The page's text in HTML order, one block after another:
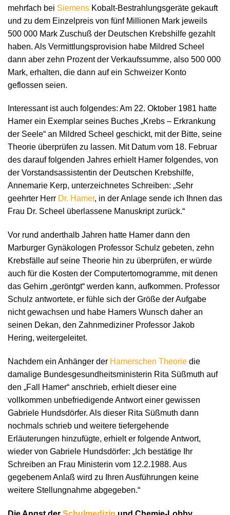
mehrfach bei Siemens Kobalt-Bestrahlungsgeräte gekauft
und zu dem Einzelpreis von fünf Millionen Mark jeweils
500 000 Mark Zuschuß der Deutschen Krebshilfe gezahlt
haben. Als Vermittlungsprovision habe Mildred Scheel
dann aber zehn Prozent der Verkaufssumme, also 500 000
Mark, erhalten, die dann auf ein Schweizer Konto
geflossen seien.
Interessant ist auch folgendes: Am 22. Oktober 1981 hatte
Hamer ein Exemplar seines Buches „Krebs – Erkrankung
der Seele“ an Mildred Scheel geschickt, mit der Bitte, seine
Theorie überprüfen zu lassen. Mit Datum vom 18. Februar
des darauf folgenden Jahres erhielt Hamer folgendes, von
der Vorstandsassistentin der Deutschen Krebshilfe,
Annemarie Kerp, unterzeichnetes Schreiben: „Sehr
geehrter Herr Dr. Hamer, in der Anlage sende ich Ihnen das
Frau Dr. Scheel überlassene Manuskript zurück.“
Vor rund anderthalb Jahren hatte Hamer dann den
Marburger Gynäkologen Professor Schulz gebeten, zehn
Krebsfälle auf seine Theorie hin zu überprüfen, er würde
auch für die Kosten der Computertomogramme, mit denen
das Gehirn „geröntgt“ werden kann, aufkommen. Professor
Schulz antwortete, er fühle sich der Größe der Aufgabe
nicht gewachsen und habe Hamers Wunsch daher an
seinen Dekan, den Zahnmediziner Professor Jakob
Hering, weitergeleitet.
Nachdem ein Anhänger der Hamerschen Theorie die
damalige Bundesgesundheitsministerin Rita Süßmuth auf
den „Fall Hamer“ anschrieb, erhielt dieser eine
vollkommen unbefriedigende Antwort einer gewissen
Gabriele Hundsdörfer. Als dieser Rita Süßmuth dann
nochmals schrieb und weitere tiefergehende
Erläuterungen hinzufügte, erhielt er folgende Antwort,
wieder von Gabriele Hundsdörfer: „Ich bestätige Ihr
Schreiben an Frau Ministerin vom 12.2.1988. Aus
gegebenem Anlaß wird zu Ihren Ausführungen keine
weitere Stellungnahme abgegeben.“